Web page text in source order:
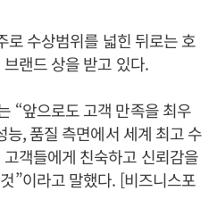
로 수상범위를 넓힌 뒤로는 호
랜드 상을 받고 있다.
“앞으로도 고객 만족을 최우
, 품질 측면에서 세계 최고 수
객들에게 친숙하고 신뢰감을
”이라고 말했다. [비즈니스포